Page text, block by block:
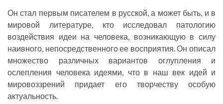
Он стал первым писателем в русской, а может быть, и в
мировой литературе, кто исследовал патологию
воздействия идеи на человека, возникающую в силу
наивного, непосредственного ее восприятия. Он описал
множество различных вариантов оглупления и
ослепления человека идеями, что в наш век идей и
мировоззрений придает его творчеству особую
актуальность.